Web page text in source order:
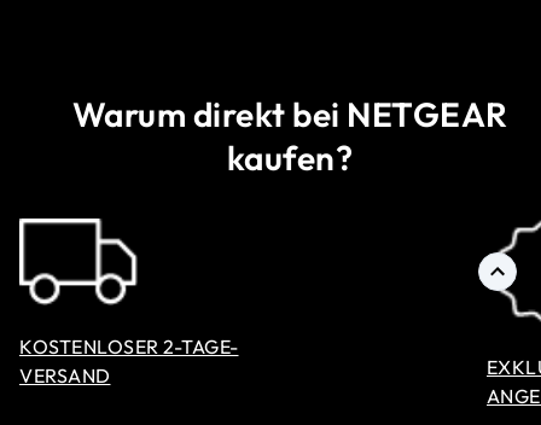
Warum direkt bei NETGEAR
kaufen?
KOSTENLOSER 2-TAGE-
VERSAND